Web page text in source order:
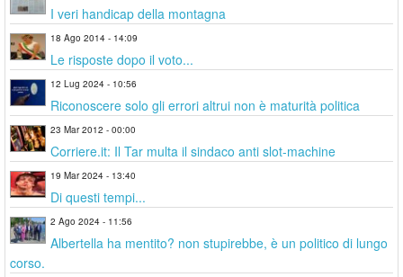
I veri handicap della montagna
18 Ago 2014 - 14:09
Le risposte dopo il voto...
12 Lug 2024 - 10:56
Riconoscere solo gli errori altrui non è maturità politica
23 Mar 2012 - 00:00
Corriere.it: Il Tar multa il sindaco anti slot-machine
19 Mar 2024 - 13:40
Di questi tempi...
2 Ago 2024 - 11:56
Albertella ha mentito? non stupirebbe, è un politico di lungo
corso.